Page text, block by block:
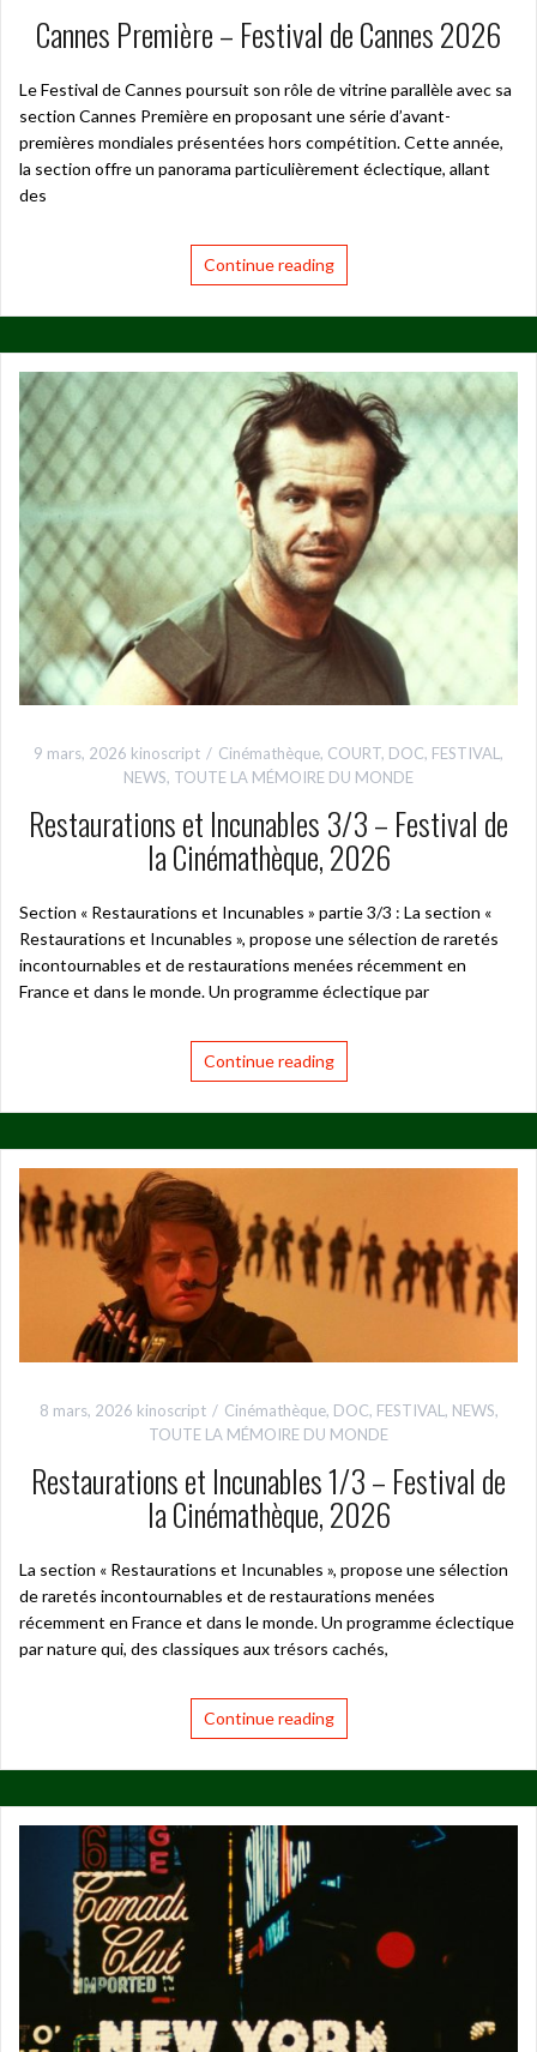
Cannes Première – Festival de Cannes 2026
Le Festival de Cannes poursuit son rôle de vitrine parallèle avec sa
section Cannes Première en proposant une série d’avant-
premières mondiales présentées hors compétition. Cette année,
la section offre un panorama particulièrement éclectique, allant
des
Continue reading
9 mars, 2026 kinoscript Cinémathèque, COURT, DOC, FESTIVAL ,
NEWS, TOUTE LA MÉMOIRE DU MONDE
Restaurations et Incunables 3/3 – Festival de
la Cinémathèque, 2026
Section « Restaurations et Incunables » partie 3/3 : La section «
Restaurations et Incunables », propose une sélection de raretés
incontournables et de restaurations menées récemment en
France et dans le monde. Un programme éclectique par
Continue reading
8 mars, 2026 kinoscript Cinémathèque, DOC, FESTIVAL , NEWS,
TOUTE LA MÉMOIRE DU MONDE
Restaurations et Incunables 1/3 – Festival de
la Cinémathèque, 2026
La section « Restaurations et Incunables », propose une sélection
de raretés incontournables et de restaurations menées
récemment en France et dans le monde. Un programme éclectique
par nature qui, des classiques aux trésors cachés,
Continue reading